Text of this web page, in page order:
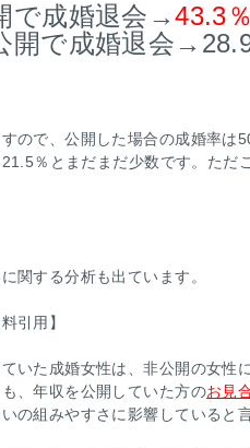
で成婚退会→43.3％
開で成婚退会
ので、公開した場合の成婚率は
％とまだまだ少数です。ただ
関する分析も出ています。
引用】
いた成婚女性は、非公開の女性
、年収を公開していた方のお見
の組みやすさに影響していると